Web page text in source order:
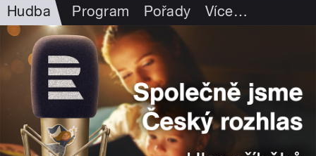
Hudba Program Pořady Více…